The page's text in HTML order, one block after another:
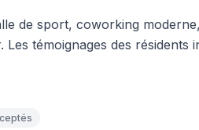
de sport, coworking
témoignages des résidents